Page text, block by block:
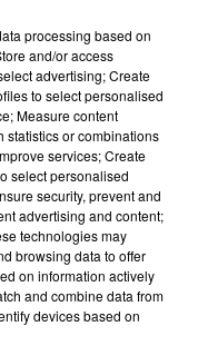
FEMME ET
après avoir
de trois mois
processing based on
and/or access
advertising; Create
to select personalised
Measure content
statistics or combinations
services; Create
select personalised
security, prevent and
advertising and content;
technologies may
browsing data to offer
on information actively
and combine data from
devices based on